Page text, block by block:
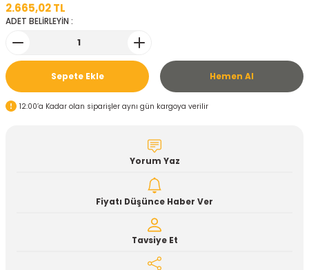
2.665,02 TL
ADET BELİRLEYİN :
Sepete Ekle Hemen Al
12:00’a Kadar olan siparişler aynı gün kargoya verilir
Yorum Yaz
Fiyatı Düşünce Haber Ver
Tavsiye Et